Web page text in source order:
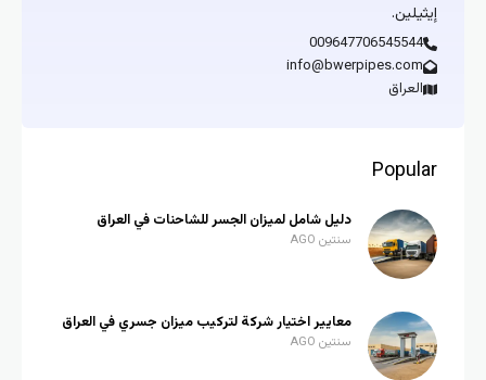
إيثيلين.
009647706545544
info@bwerpipes.com
العراق
Popular
دليل شامل لميزان الجسر للشاحنات في العراق
سنتين AGO
معايير اختيار شركة لتركيب ميزان جسري في العراق
سنتين AGO